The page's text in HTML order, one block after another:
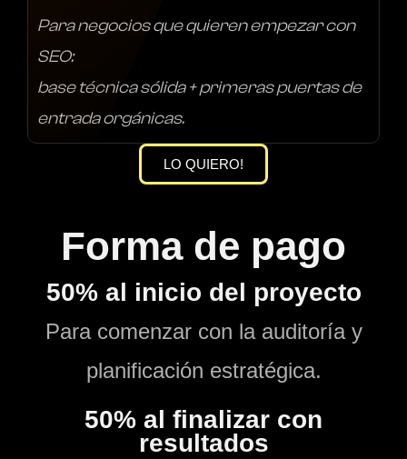
Para negocios que quieren empezar con
SEO:
base técnica sólida + primeras puertas de
entrada orgánicas.
LO QUIERO!
Forma de pago
50% al inicio del proyecto
Para comenzar con la auditoría y
planificación estratégica.
50% al finalizar con
resultados